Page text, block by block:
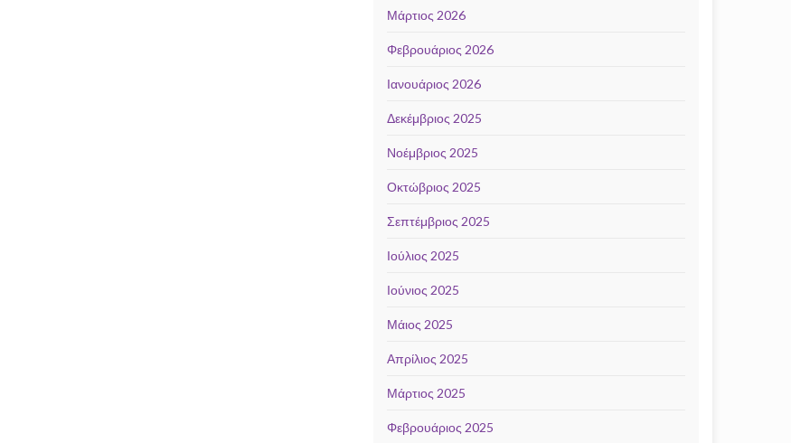
Μάρτιος 2026
Φεβρουάριος 2026
Ιανουάριος 2026
Δεκέμβριος 2025
Νοέμβριος 2025
Οκτώβριος 2025
Σεπτέμβριος 2025
Ιούλιος 2025
Ιούνιος 2025
Μάιος 2025
Απρίλιος 2025
Μάρτιος 2025
Φεβρουάριος 2025